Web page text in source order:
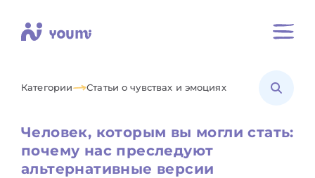
Категории Статьи о чувствах и эмоциях
Человек, которым вы могли стать:
почему нас преследуют
альтернативные версии